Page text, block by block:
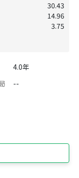
30.43
14.96
3.75
4.0年
--